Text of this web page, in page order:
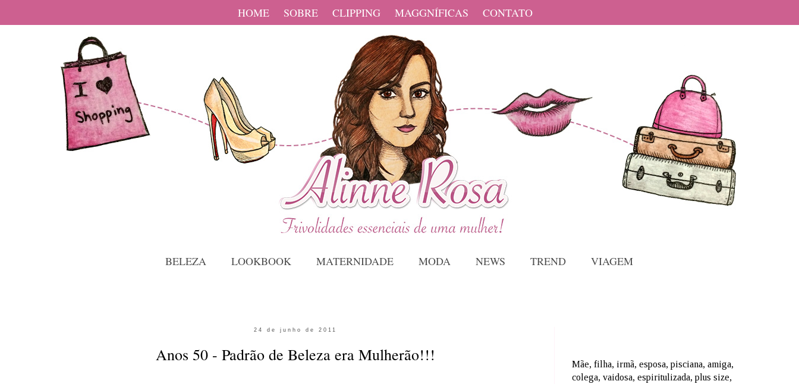
BELEZA LOOKBOOK MATERNIDADE MODA NEWS TREND VIAGEM
24 de junho de 2011
Anos 50 - Padrão de Beleza era Mulherão!!!
HOME SOBRE CLIPPING MAGGNÍFICAS CONTATO
Mãe, filha, irmã, esposa, pisciana, amiga,
colega, vaidosa, espiritulizada, plus size,